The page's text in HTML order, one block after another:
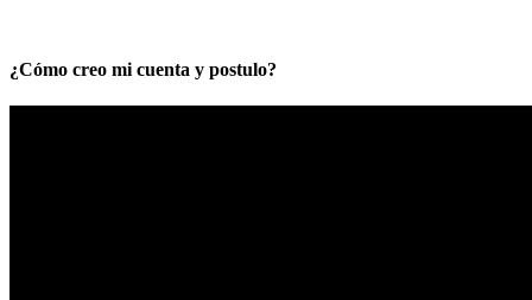
¿Cómo creo mi cuenta y postulo?